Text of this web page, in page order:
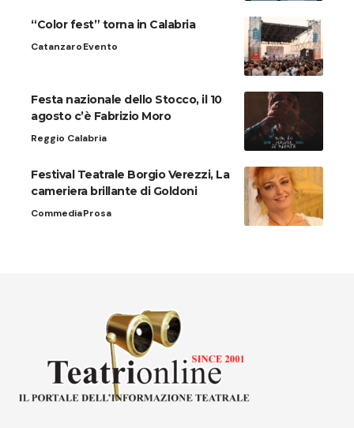
“Color fest” torna in Calabria
CatanzaroEvento
Festa nazionale dello Stocco, il 10
agosto c’è Fabrizio Moro
Reggio Calabria
Festival Teatrale Borgio Verezzi, La
cameriera brillante di Goldoni
CommediaProsa